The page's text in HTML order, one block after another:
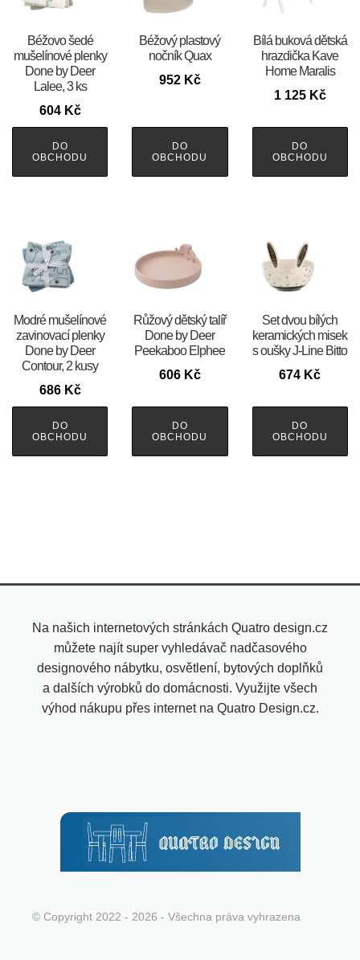
Béžovo šedé
mušelínové plenky
Done by Deer
Lalee, 3 ks
604 Kč
DO
OBCHODU
Béžový plastový
nočník Quax
952 Kč
DO
OBCHODU
Bílá buková dětská
hrazdička Kave
Home Maralis
1 125 Kč
DO
OBCHODU
Modré mušelínové
zavinovací plenky
Done by Deer
Contour, 2 kusy
686 Kč
DO
OBCHODU
Růžový dětský talíř
Done by Deer
Peekaboo Elphee
606 Kč
DO
OBCHODU
Set dvou bílých
keramických misek
s oušky J-Line Bitto
674 Kč
DO
OBCHODU
Na našich internetových stránkách Quatro design.cz
můžete najít super vyhledávač nadčasového
designového nábytku, osvětlení, bytových doplňků
a dalších výrobků do domácnosti. Využijte všech
výhod nákupu přes internet na Quatro Design.cz.
© Copyright 2022 - 2026 - Všechna práva vyhrazena